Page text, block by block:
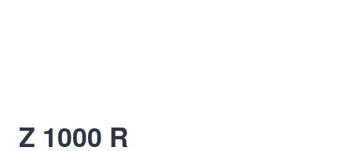
Z 1000 R